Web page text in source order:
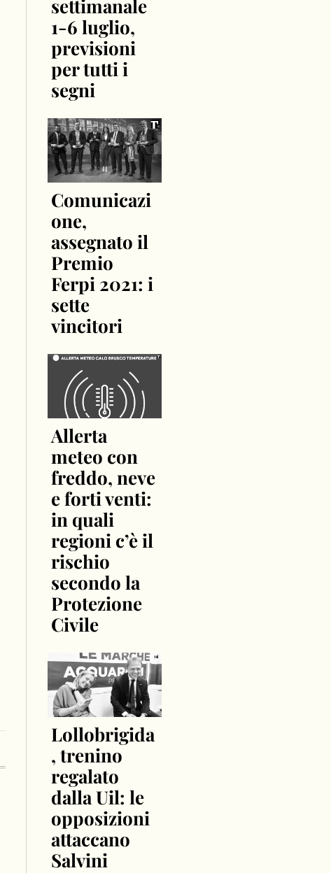
settimanale
1-6 luglio,
previsioni
per tutti i
segni
Comunicazi
one,
assegnato il
Premio
Ferpi 2021: i
sette
vincitori
Allerta
meteo con
freddo, neve
e forti venti:
in quali
regioni c’è il
rischio
secondo la
Protezione
Civile
Lollobrigida
, trenino
regalato
dalla Uil: le
opposizioni
attaccano
Salvini